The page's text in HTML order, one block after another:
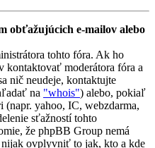
obťažujúcich e-mailov alebo
tohto fóra. Ak ho
kontaktovať moderátora fóra a
nič neudeje, kontaktujte
na "whois") alebo, pokiaľ
(napr. yahoo, IC, webzdarma,
sťažností tohto
že phpBB Group nemá
nijak ovplyvniť to jak, kto a kde